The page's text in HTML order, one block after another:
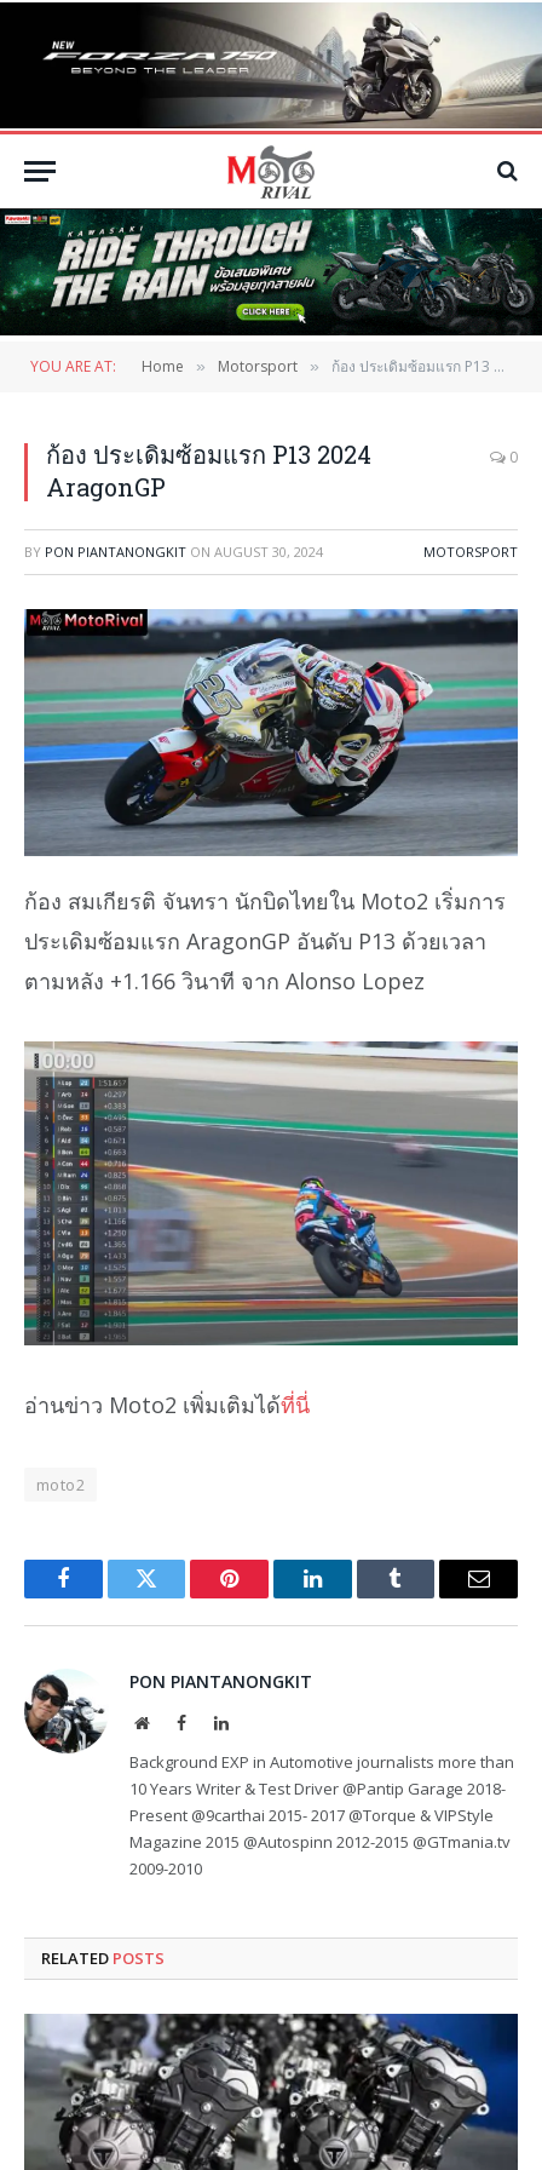
YOU ARE AT: Home » Motorsport » ก้อง ประเดิมซ้อมแรก P13 2024 AragonGP
ก้อง ประเดิมซ้อมแรก P13 2024
AragonGP
0
BY PON PIANTANONGKIT ON AUGUST 30, 2024 MOTORSPORT
ก้อง สมเกียรติ จันทรา นักบิดไทยใน Moto2 เริ่มการ
ประเดิมซ้อมแรก AragonGP อันดับ P13 ด้วยเวลา
ตามหลัง +1.166 วินาที จาก Alonso Lopez
อ่านข่าว Moto2 เพิ่มเติมได้ที่นี่
moto2
FacebookTwitter Pinterest LinkedInTumblr Email
PON PIANTANONGKIT
WebsiteFacebookLinkedIn
Background EXP in Automotive journalists more than
10 Years Writer & Test Driver @Pantip Garage 2018-
Present @9carthai 2015- 2017 @Torque & VIPStyle
Magazine 2015 @Autospinn 2012-2015 @GTmania.tv
2009-2010
RELATED POSTS